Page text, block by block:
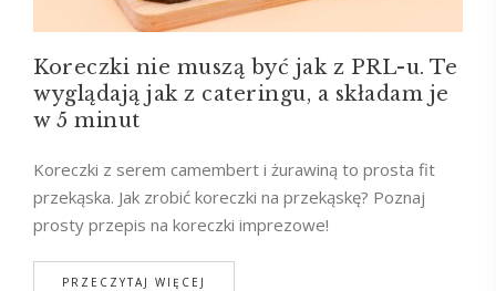
Koreczki nie muszą być jak z PRL-u. Te
wyglądają jak z cateringu, a składam je
w 5 minut
Koreczki z serem camembert i żurawiną to prosta fit
przekąska. Jak zrobić koreczki na przekąskę? Poznaj
prosty przepis na koreczki imprezowe!
PRZECZYTAJ WIĘCEJ